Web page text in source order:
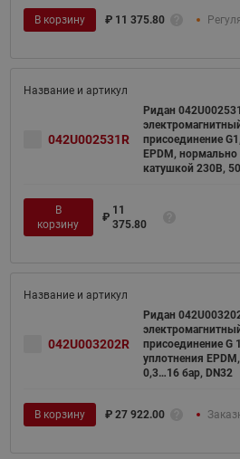
В корзину ₽ 11 375.80
042U002531R
Ридан
присоединение
EPDM,
катушкой 230В,
В
корзину
₽
11
375.80
042U003202R
Ридан
присоединение G
уплотнения
0,3…16 бар, DN32
В корзину ₽ 27 922.00